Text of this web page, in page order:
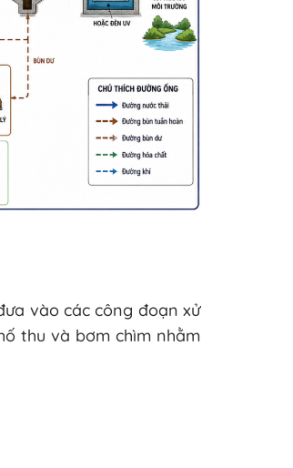
vào các công đoạn xử
thu và bơm chìm nhằm